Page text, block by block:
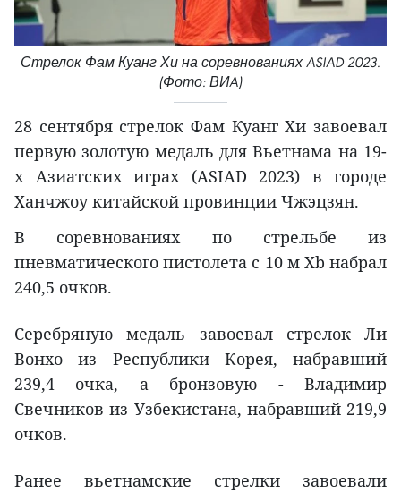
Стрелок Фам Куанг Хи на соревнованиях ASIAD 2023.
(Фото: ВИA)
28 сентября стрелок Фам Куанг Хи завоевал
первую золотую медаль для Вьетнама на 19-
х Азиатских играх (ASIAD 2023) в городе
Ханчжоу китайской провинции Чжэцзян.
В соревнованиях по стрельбе из
пневматического пистолета с 10 м Хb набрал
240,5 очков.
Серебряную медаль завоевал стрелок Ли
Вонхо из Республики Корея, набравший
239,4 очка, а бронзовую - Владимир
Свечников из Узбекистана, набравший 219,9
очков.
Ранее вьетнамские стрелки завоевали